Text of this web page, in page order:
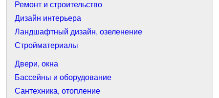
Ремонт и строительство
Дизайн интерьера
Ландшафтный дизайн, озеленение
Стройматериалы
Двери, окна
Бассейны и оборудование
Сантехника, отопление